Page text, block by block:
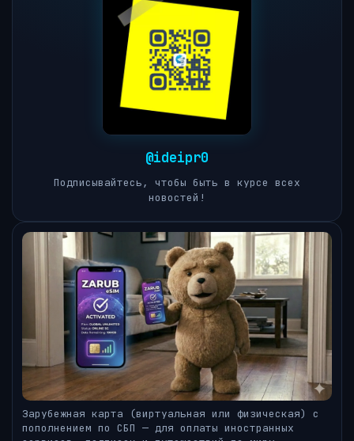
@ideipr0
Подписывайтесь, чтобы быть в курсе всех
новостей!
Зарубежная карта (виртуальная или физическая) с
пополнением по СБП — для оплаты иностранных